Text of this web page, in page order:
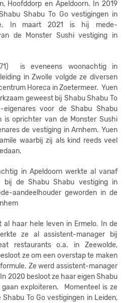
Hoofddorp en Apeldoorn. In 2019
Shabu To Go vestigingen in
In maart 2021 is hij mede-
de Monster Sushi vestiging in
is eveneens woonachtig in
in Zwolle volgde ze diversen
Horeca in Zoetermeer. Yuen
geweest bij Shabu Shabu To
voor de Shabu Shabu
is oprichter van de Monster Sushi
de vestiging in Arnhem. Yuen
waarbij zij als kind reeds veel
in Apeldoorn werkte al vanaf
de Shabu Shabu vestiging in
aandeelhouder geworden in de
al haar hele leven in Ermelo. In de
ze al assistent-manager bij
restaurants o.a. in Zeewolde,
ze om een overstap te maken
Ze werd assistent-manager
2020 besloot ze haar eigen Shabu
exploiteren. Momenteel is ze
To Go vestigingen in Leiden,